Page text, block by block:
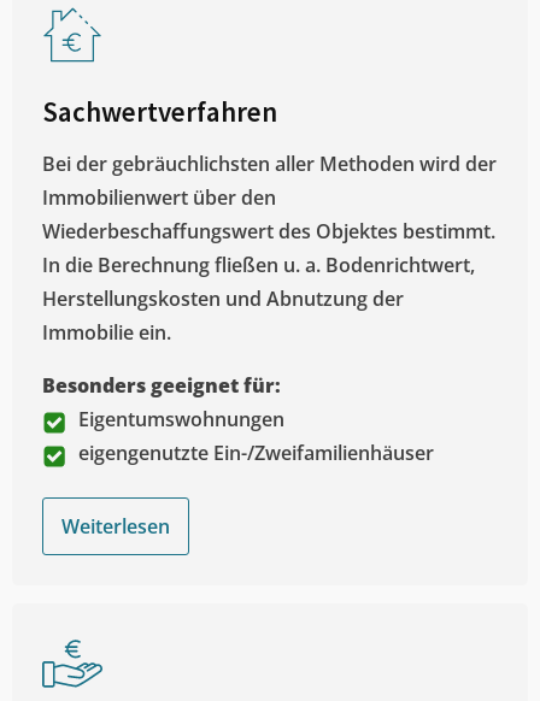
Sachwertverfahren
Bei der gebräuchlichsten aller Methoden wird der
Immobilienwert über den
Wiederbeschaffungswert des Objektes bestimmt.
In die Berechnung fließen u. a. Bodenrichtwert,
Herstellungskosten und Abnutzung der
Immobilie ein.
Besonders geeignet für:
Eigentumswohnungen
eigengenutzte Ein-/Zweifamilienhäuser
Weiterlesen